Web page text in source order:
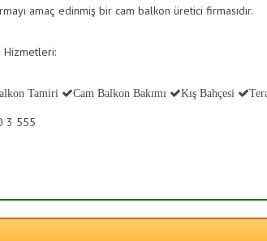
ş
a
ç
e
s
t
e
a
K
p
a
amaç edinmiş bir cam balkon üretici firmasıdır.
Hizmetleri:
Tamiri Cam Balkon Bakımı Kış Bahçesi
3 555